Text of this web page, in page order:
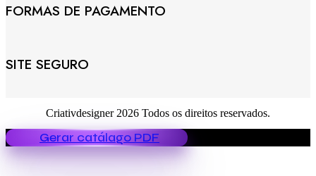
FORMAS DE PAGAMENTO
SITE SEGURO
Criativdesigner 2026 Todos os direitos reservados.
Gerar catálago PDF